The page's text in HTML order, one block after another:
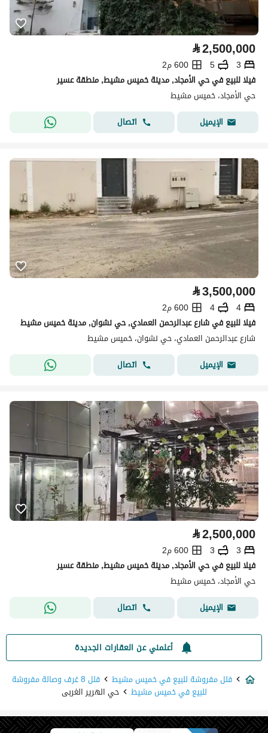
⃁2,500,000
3
5
600 م2
فيلا للبيع في حي الأمجاد, مدينة خميس مشيط, منطقة عسير
حي الأمجاد، خميس مشيط
الإيميل
اتصال
⃁3,500,000
4
4
600 م2
فيلا للبيع في شارع عبدالرحمن العمادي, حي نشوان, مدينة خميس مشيط
شارع عبدالرحمن العمادي، حي نشوان، خميس مشيط
الإيميل
اتصال
⃁2,500,000
3
3
600 م2
فيلا للبيع في حي الأمجاد, مدينة خميس مشيط, منطقة عسير
حي الأمجاد، خميس مشيط
الإيميل
اتصال
أعلمني عن العقارات الجديدة
فلل مفروشة للبيع في خميس مشيط
فلل 8 غرف وصالة مفروشة
للبيع في خميس مشيط حي الهرير الغربى